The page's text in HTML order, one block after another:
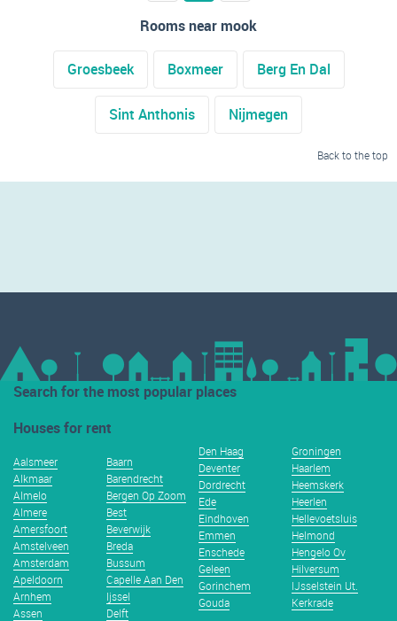
Rooms near mook
Groesbeek Boxmeer Berg En Dal
Sint Anthonis Nijmegen
Back to the top
Search for the most popular places
Houses for rent
Aalsmeer
Alkmaar
Almelo
Almere
Amersfoort
Amstelveen
Amsterdam
Apeldoorn
Arnhem
Assen
Baarn
Barendrecht
Bergen Op Zoom
Best
Beverwijk
Breda
Bussum
Capelle Aan Den
Ijssel
Delft
Den Haag
Deventer
Dordrecht
Ede
Eindhoven
Emmen
Enschede
Geleen
Gorinchem
Gouda
Groningen
Haarlem
Heemskerk
Heerlen
Hellevoetsluis
Helmond
Hengelo Ov
Hilversum
IJsselstein Ut.
Kerkrade